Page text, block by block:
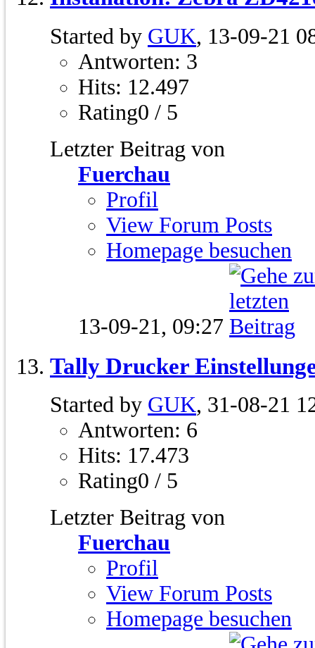
Started by GUK, 13-09-21
Antworten: 3
Hits: 12.497
Rating0 / 5
Letzter Beitrag von
Fuerchau
Profil
View Forum Posts
Homepage besuchen
13-09-21, 09:27
Tally Drucker
Started by GUK, 31-08-21
Antworten: 6
Hits: 17.473
Rating0 / 5
Letzter Beitrag von
Fuerchau
Profil
View Forum Posts
Homepage besuchen